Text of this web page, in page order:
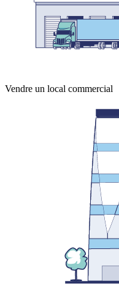
Vendre un local commercial